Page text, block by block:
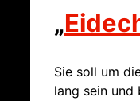
„
Sie soll um
lang sein und